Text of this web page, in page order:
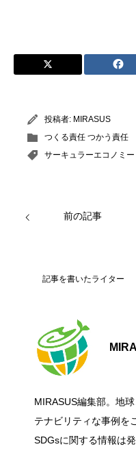
投稿者: MIRASUS
つくる責任 つかう責任
サーキュラーエコノミー
前の記事
記事を書いたライター
MIRASUS編集部。地
テナビリティな事例を
SDGsに関する情報は
2026.07.06
ペ「
2026.06.27
ステナブ
2026.06.27 グリーン